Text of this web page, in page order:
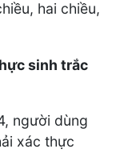
hai chiều,
sinh trắc
người dùng
xác thực